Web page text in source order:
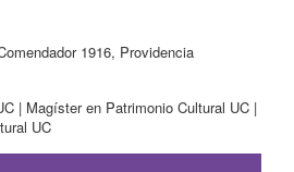
1916, Providencia
| Magíster en Patrimonio Cultural UC |
UC